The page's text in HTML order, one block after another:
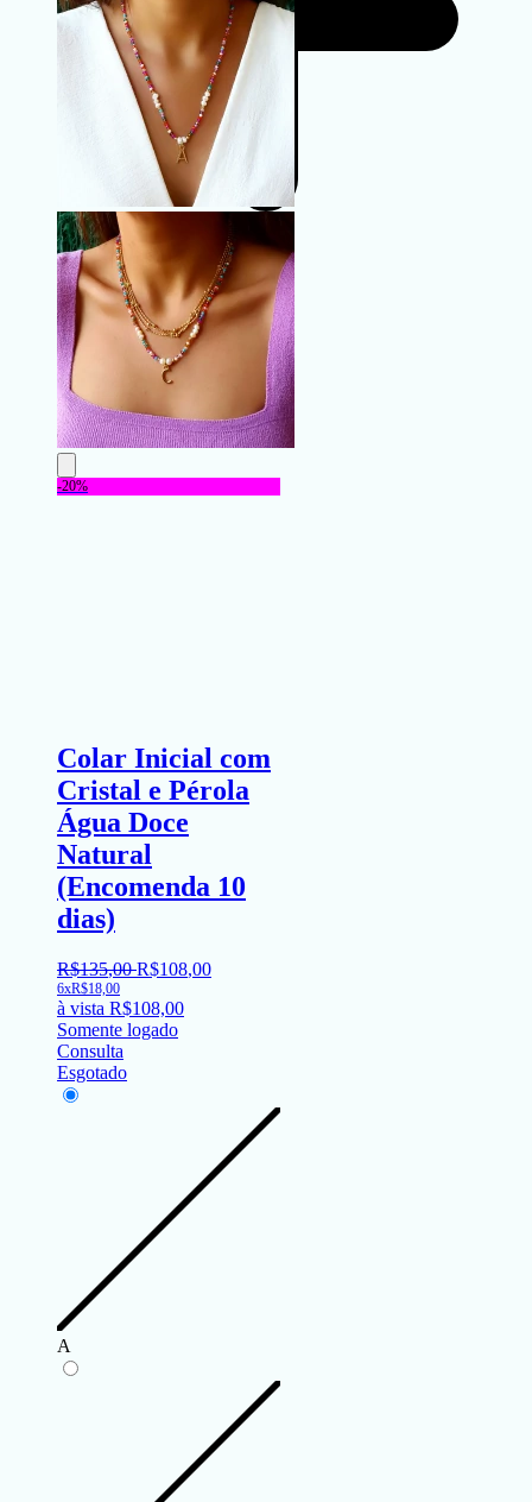
-20%
Colar Inicial com
Cristal e Pérola
Água Doce
Natural
(Encomenda 10
dias)
R$135,00 R$108,00
6xR$18,00
à vista R$108,00
Somente logado
Consulta
Esgotado
A